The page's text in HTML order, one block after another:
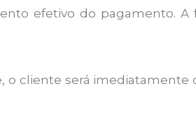
efetivo do pagamento. A
o cliente será imediatamente